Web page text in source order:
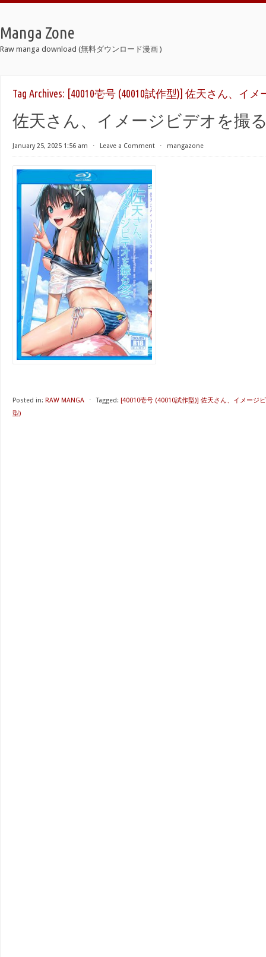
Manga Zone
Raw manga download (無料ダウンロード漫画 )
Tag Archives: [40010壱号 (40010試作型)] 佐天さん、イ
佐天さん、イメージビデオを撮る
January 25, 2025 1:56 am ⋅ Leave a Comment ⋅ mangazone
Posted in: RAW MANGA ⋅ Tagged: [40010壱号 (40010試作型)] 佐天さん、イメージ
型)